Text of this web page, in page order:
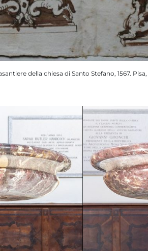
della chiesa di Santo Stefano, 1567.